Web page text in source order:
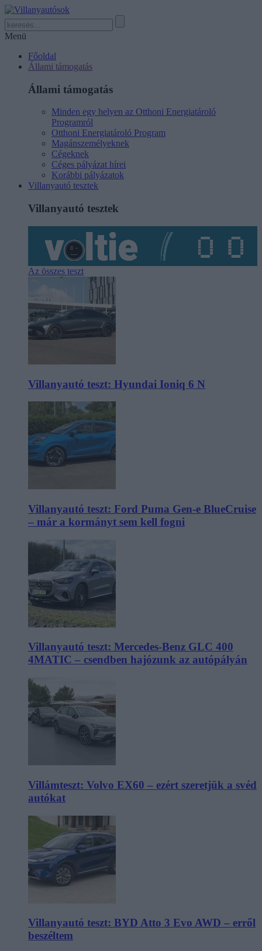
Menü
Főoldal
Állami támogatás
Állami támogatás
Minden egy helyen az Otthoni Energiatároló
Programról
Otthoni Energiatároló Program
Magánszemélyeknek
Cégeknek
Céges pályázat hírei
Korábbi pályázatok
Villanyautó tesztek
Villanyautó tesztek
Az összes teszt
Villanyautó teszt: Hyundai Ioniq 6 N
Villanyautó teszt: Ford Puma Gen-e BlueCruise
– már a kormányt sem kell fogni
Villanyautó teszt: Mercedes-Benz GLC 400
4MATIC – csendben hajózunk az autópályán
Villámteszt: Volvo EX60 – ezért szeretjük a svéd
autókat
Villanyautó teszt: BYD Atto 3 Evo AWD – erről
beszéltem